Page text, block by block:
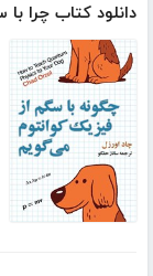
دانلود کتاب چرا